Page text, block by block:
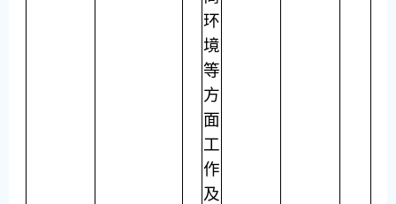
环
境
等
方
面
工
作
及